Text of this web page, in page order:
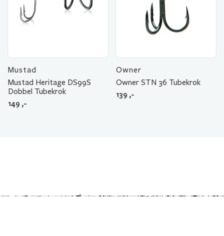
Mustad
Mustad Heritage DS99S
Dobbel Tubekrok
149 ,-
Owner
Owner STN 36 Tubekrok
139 ,-